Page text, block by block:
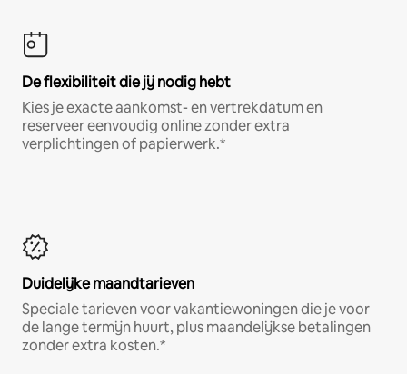
De flexibiliteit die jij nodig hebt
Kies je exacte aankomst- en vertrekdatum en
reserveer eenvoudig online zonder extra
verplichtingen of papierwerk.*
Duidelijke maandtarieven
Speciale tarieven voor vakantiewoningen die je voor
de lange termijn huurt, plus maandelijkse betalingen
zonder extra kosten.*